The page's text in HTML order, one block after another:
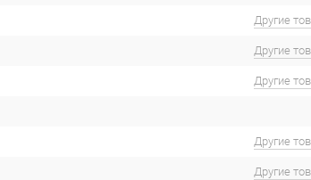
Другие
Другие
Другие
Другие
Другие